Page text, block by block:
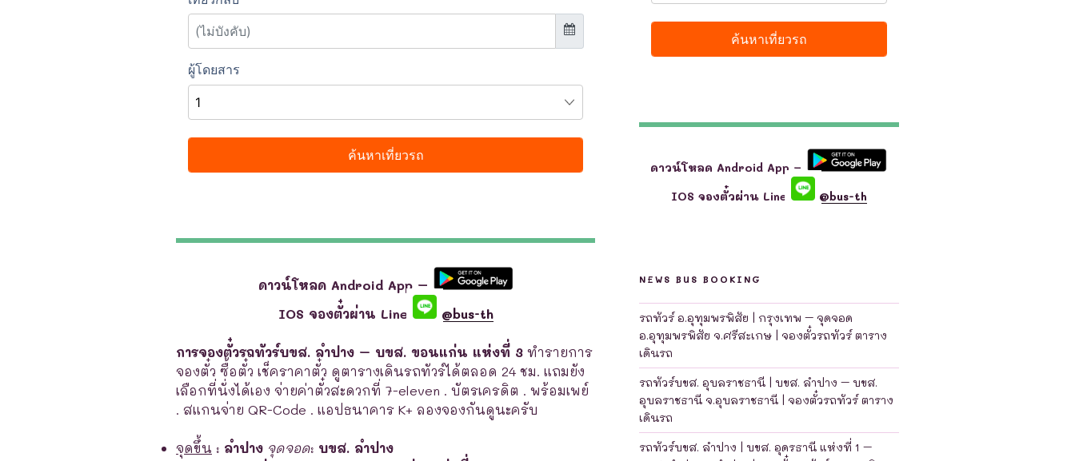
ดาวน์โหลด Android App –
IOS จองตั๋วผ่าน Line
@bus-th
การจองตั๋วรถทัวร์บขส. ลำปาง – บขส. ขอนแก่น แห่งที่ 3 ทำรายการ
จองตั๋ว ซื้อตั๋ว เช็คราคาตั๋ว ดูตารางเดินรถทัวร์ได้ตลอด 24 ชม. แถมยัง
เลือกที่นั่งได้เอง จ่ายค่าตั๋วสะดวกที่ 7-eleven . บัตรเครดิต . พร้อมเพย์
. สแกนจ่าย QR-Code . แอปธนาคาร K+ ลองจองกันดูนะครับ
จุดขึ้น : ลำปาง จุดจอด: บขส. ลำปาง
ดาวน์โหลด Android App –
IOS จองตั๋วผ่าน Line
@bus-th
NEWS BUS BOOKING
รถทัวร์ อ.อุทุมพรพิสัย | กรุงเทพ – จุดจอด
อ.อุทุมพรพิสัย จ.ศรีสะเกษ | จองตั๋วรถทัวร์ ตาราง
เดินรถ
รถทัวร์บขส. อุบลราชธานี | บขส. ลำปาง – บขส.
อุบลราชธานี จ.อุบลราชธานี | จองตั๋วรถทัวร์ ตาราง
เดินรถ
รถทัวร์บขส. ลำปาง | บขส. อุดรธานี แห่งที่ 1 –